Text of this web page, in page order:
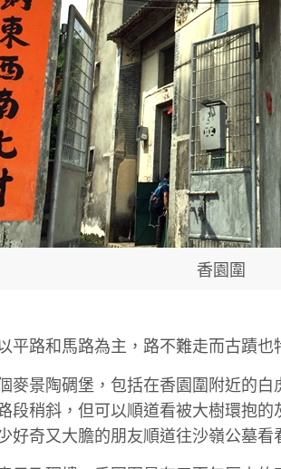
香園圍
平路和馬路為主，路不難走而古蹟也
麥景陶碉堡，包括在香園圍附近的
段稍斜，但可以順道看被大樹環抱
好奇又大膽的朋友順道往沙嶺公墓看